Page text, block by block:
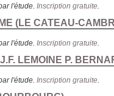
l'étude. Inscription gratuite.
(LE CATEAU-
l'étude. Inscription gratuite.
LEMOINE P.
l'étude. Inscription gratuite.